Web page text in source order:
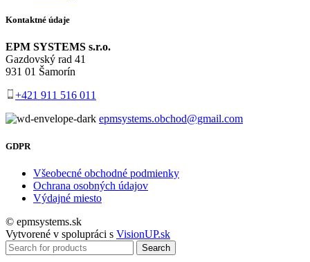
Kontaktné údaje
EPM SYSTEMS s.r.o.
Gazdovský rad 41
931 01 Šamorín
+421 911 516 011
epmsystems.obchod@gmail.com
GDPR
Všeobecné obchodné podmienky
Ochrana osobných údajov
Výdajné miesto
© epmsystems.sk
Vytvorené v spolupráci s VisionUP.sk
Search